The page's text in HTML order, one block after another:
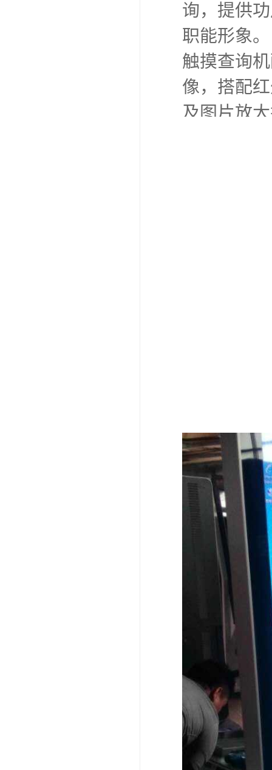
询，提供
职能形象。
触摸查询
像，搭配
及图片放